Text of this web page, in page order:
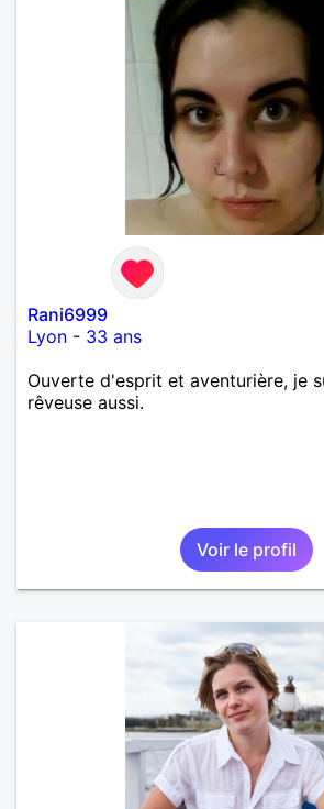
Rani6999
Lyon - 33 ans
Ouverte d'esprit et aventurière, je
rêveuse aussi.
Voir le profil